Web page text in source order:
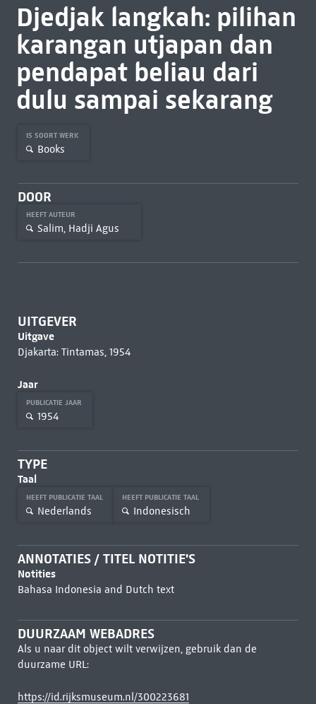
Djedjak langkah: pilihan
karangan utjapan dan
pendapat beliau dari
dulu sampai sekarang
IS SOORT WERK
Books
DOOR
HEEFT AUTEUR
Salim, Hadji Agus
UITGEVER
Uitgave
Djakarta: Tintamas, 1954
Jaar
PUBLICATIE JAAR
1954
TYPE
Taal
HEEFT PUBLICATIE TAAL
Nederlands
HEEFT PUBLICATIE TAAL
Indonesisch
ANNOTATIES / TITEL NOTITIE'S
Notities
Bahasa Indonesia and Dutch text
DUURZAAM WEBADRES
Als u naar dit object wilt verwijzen, gebruik dan de
duurzame URL:
https://id.rijksmuseum.nl/300223681